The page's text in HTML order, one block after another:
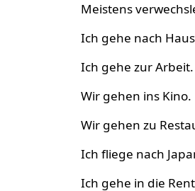
Meistens
Ich gehe nach
Ich gehe zur Arbeit.
Wir gehen ins Kino.
Wir gehen zu
Ich fliege nach
Ich gehe in die